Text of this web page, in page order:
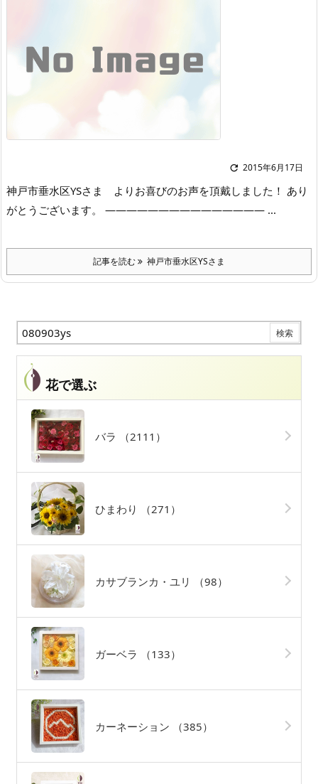
 2015年6月17日
神戸市垂水区YSさま よりお喜びのお声を頂戴しました！ あり
がとうございます。 ——————————————— ...
記事を読む 神戸市垂水区YSさま
花で選ぶ
バラ （2111）
ひまわり （271）
カサブランカ・ユリ （98）
ガーベラ （133）
カーネーション （385）